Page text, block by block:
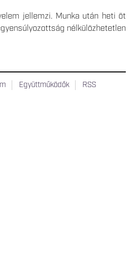
jellemzi. Munka után heti öt
nélkülözhetetlen
Együttműködők RSS